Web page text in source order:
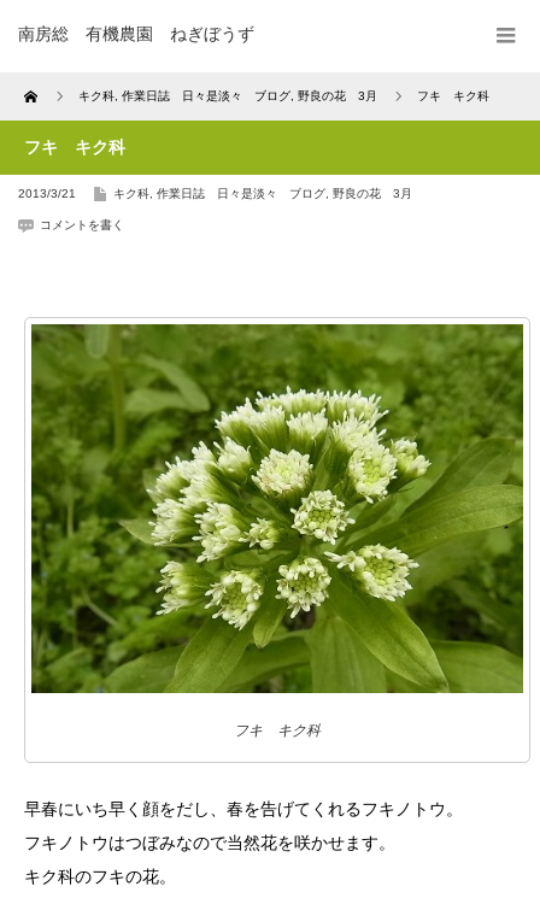
南房総 有機農園 ねぎぼうず
Home キク科 作業日誌 日々是淡々 ブログ 野良の花 3月 フキ キク科
フキ キク科
2013/3/21 キク科 作業日誌 日々是淡々 ブログ 野良の花 3月
コメントを書く
フキ キク科
早春にいち早く顔をだし、春を告げてくれるフキノトウ。
フキノトウはつぼみなので当然花を咲かせます。
キク科のフキの花。